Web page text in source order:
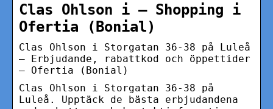
Clas Ohlson i – Shopping i
Ofertia (Bonial)
Clas Ohlson i Storgatan 36-38 på Luleå
– Erbjudande, rabattkod och öppettider
– Ofertia (Bonial)
Clas Ohlson i Storgatan 36-38 på
Luleå. Upptäck de bästa erbjudandena